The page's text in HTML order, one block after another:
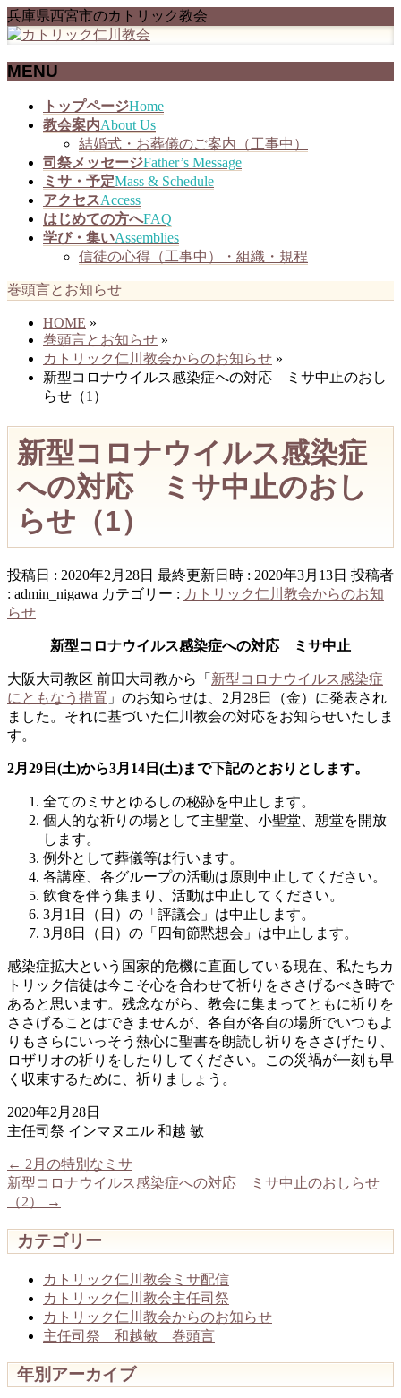
兵庫県西宮市のカトリック教会
MENU
トップページHome
教会案内About Us
結婚式・お葬儀のご案内（工事中）
司祭メッセージFather’s Message
ミサ・予定Mass & Schedule
アクセスAccess
はじめての方へFAQ
学び・集いAssemblies
信徒の心得（工事中）・組織・規程
巻頭言とお知らせ
HOME »
巻頭言とお知らせ »
カトリック仁川教会からのお知らせ »
新型コロナウイルス感染症への対応 ミサ中止のおし
らせ（1）
新型コロナウイルス感染症
への対応 ミサ中止のおし
らせ（1）
投稿日 : 2020年2月28日 最終更新日時 : 2020年3月13日 投稿者
: admin_nigawa カテゴリー : カトリック仁川教会からのお知
らせ
新型コロナウイルス感染症への対応 ミサ中止
大阪大司教区 前田大司教から「 新型コロナウイルス感染症
にともなう措置 」のお知らせは、2月28日（金）に発表され
ました。それに基づいた仁川教会の対応をお知らせいたしま
す。
2月29日(土)から3月14日(土)まで下記のとおりとします。
全てのミサとゆるしの秘跡を中止します。
個人的な祈りの場として主聖堂、小聖堂、憩堂を開放
します。
例外として葬儀等は行います。
各講座、各グループの活動は原則中止してください。
飲食を伴う集まり、活動は中止してください。
3月1日（日）の「評議会」は中止します。
3月8日（日）の「四旬節黙想会」は中止します。
感染症拡大という国家的危機に直面している現在、私たちカ
トリック信徒は今こそ心を合わせて祈りをささげるべき時で
あると思います。残念ながら、教会に集まってともに祈りを
ささげることはできませんが、各自が各自の場所でいつもよ
りもさらにいっそう熱心に聖書を朗読し祈りをささげたり、
ロザリオの祈りをしたりしてください。この災禍が一刻も早
く収束するために、祈りましょう。
2020年2月28日
主任司祭 インマヌエル 和越 敏
← 2月の特別なミサ
新型コロナウイルス感染症への対応 ミサ中止のおしらせ
（2）
→
カテゴリー
カトリック仁川教会ミサ配信
カトリック仁川教会主任司祭
カトリック仁川教会からのお知らせ
主任司祭 和越敏 巻頭言
年別アーカイブ